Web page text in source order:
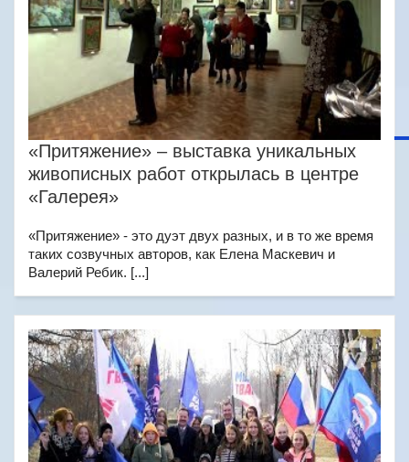
«Притяжение» – выставка уникальных
живописных работ открылась в центре
«Галерея»
«Притяжение» - это дуэт двух разных, и в то же время
таких созвучных авторов, как Елена Маскевич и
Валерий Ребик. [...]